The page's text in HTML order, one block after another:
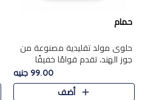
حمام
حلوى مولد تقليدية مصنوعة من
جوز الهند، تقدم قوامًا خفيفًا
ونكهة شرقية أصيلة تجسد روح
الـموسم الأعياد.
99.00 جنيه
أضف